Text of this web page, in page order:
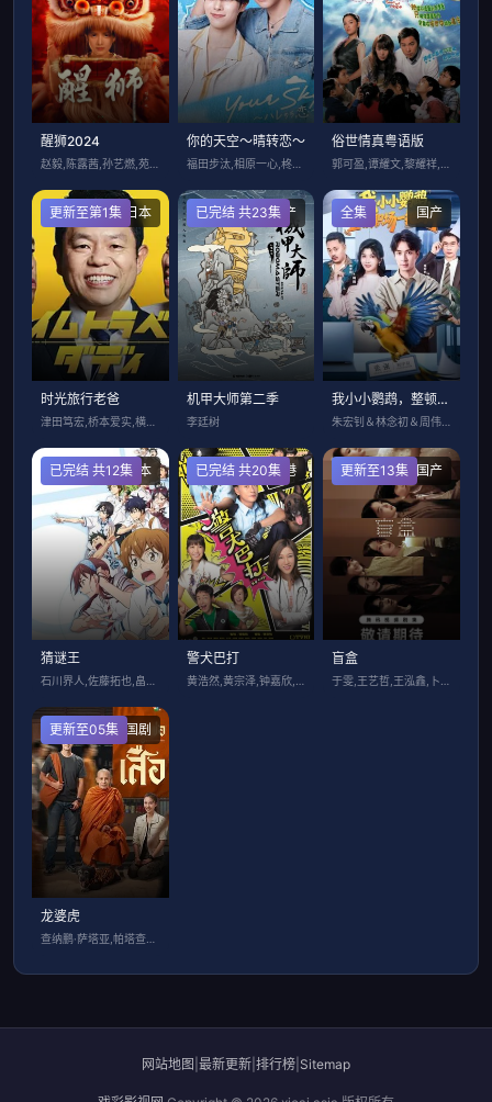
醒狮2024 你的天空～晴转恋～
福田步汰,相原一心,柊太朗,中林登生,中
俗世情真粤语版
日本
更新至第1集
时光旅行老爸
国产
已完结 共23集
机甲大师第二季
李廷树
国产
全集
我小小鹦鹉，整顿职场一把好手
日本
已完结 共12集
猜谜王
香港
已完结 共20集
警犬巴打
国产
更新至13集
盲盒
泰国剧
更新至05集
龙婆虎
网站地图 最新更新 排行榜 Sitemap